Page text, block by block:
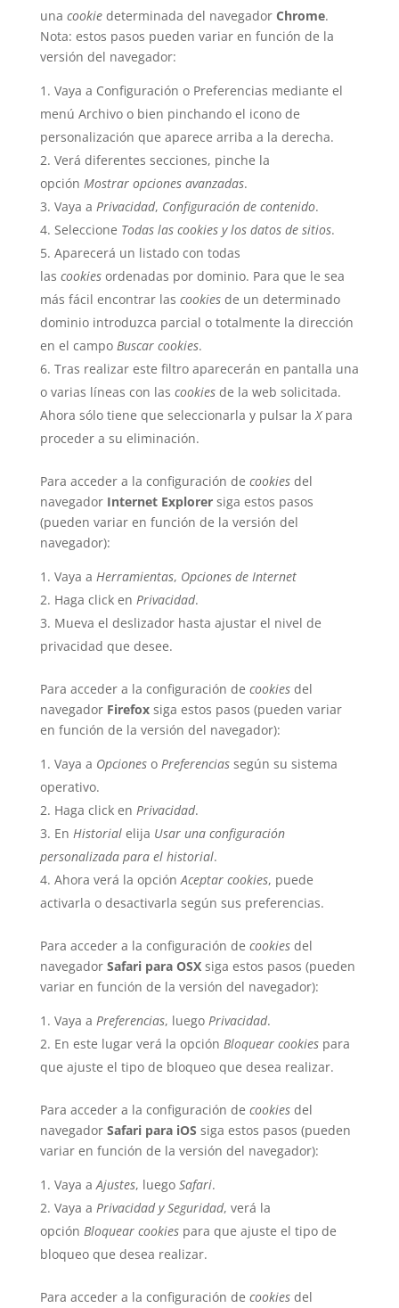
una cookiedeterminada del navegador Chrome.
Nota: estos pasos pueden variar en función de la
versión del navegador:
Vaya a Configuración o Preferencias mediante el
menú Archivo o bien pinchando el icono de
personalización que aparece arriba a la derecha.
Verá diferentes secciones, pinche la
opción Mostrar opciones avanzadas.
Vaya a Privacidad, Configuración de contenido.
Seleccione Todas las cookies y los datos de sitios.
Aparecerá un listado con todas
las cookiesordenadas por dominio. Para que le sea
más fácil encontrar las cookiesde un determinado
dominio introduzca parcial o totalmente la dirección
en el campo Buscar cookies.
Tras realizar este filtro aparecerán en pantalla una
o varias líneas con las cookiesde la web solicitada.
Ahora sólo tiene que seleccionarla y pulsar laXpara
proceder a su eliminación.
Para acceder a la configuración de cookiesdel
navegador Internet Explorersiga estos pasos
(pueden variar en función de la versión del
navegador):
Vaya a Herramientas, Opciones de Internet
Haga click en Privacidad.
Mueva el deslizador hasta ajustar el nivel de
privacidad que desee.
Para acceder a la configuración de cookiesdel
navegador Firefoxsiga estos pasos (pueden variar
en función de la versión del navegador):
Vaya a Opcioneso Preferenciassegún su sistema
operativo.
Haga click en Privacidad.
En Historialelija Usar una configuración
personalizada para el historial.
Ahora verá la opciónAceptar cookies, puede
activarla o desactivarla según sus preferencias.
Para acceder a la configuración de cookiesdel
navegador Safari para OSXsiga estos pasos (pueden
variar en función de la versión del navegador):
Vaya a Preferencias, luego Privacidad.
En este lugar verá la opción Bloquear cookiespara
que ajuste el tipo de bloqueo que desea realizar.
Para acceder a la configuración de cookiesdel
navegador Safari para iOS siga estos pasos (pueden
variar en función de la versión del navegador):
Vaya aAjustes, luego Safari.
Vaya a Privacidad y Seguridad, verá la
opción Bloquear cookiespara que ajuste el tipo de
bloqueo que desea realizar.
Para acceder a la configuración de cookiesdel